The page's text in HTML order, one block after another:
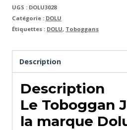
UGS : DOLU3028
Catégorie : DOLU
Étiquettes : DOLU, Toboggans
Description
Description
Le Toboggan
la marque